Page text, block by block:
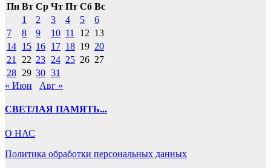
Пн Вт Ср Чт Пт Сб Вс
1
2 3 4 5
6
7
8 9 10 11 12 13
14 15 16 17 18 19 20
21
22 23 24 25 26 27
28 29 30 31
« Июн
Авг »
СВЕТЛАЯ ПАМЯТЬ...
О НАС
Политика обработки персональных данных